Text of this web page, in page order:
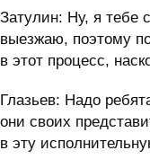
Затулин: Ну, я тебе
выезжаю, поэтому
в этот процесс,
Глазьев: Надо
они своих
в эту